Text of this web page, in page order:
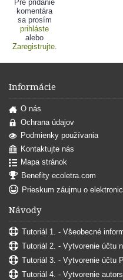
Pre pridanie
komentára
sa prosím
prihláste
alebo
Zaregistrujte.
Informácie
O nás
Ochrana údajov
Podmienky používania
Kontaktujte nás
Mapa stránok
Benefity ecoletra.com
Prieskum záujmu o
Návody
Tutoriál 1. - Všeobecné
Tutoriál 2. - Vytvorenie účtu
Tutoriál 3. - Vytvorenie účtu
Tutoriál 4. - Vytvorenie